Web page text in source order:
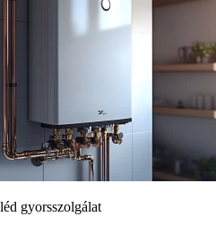
gyorsszolgálat